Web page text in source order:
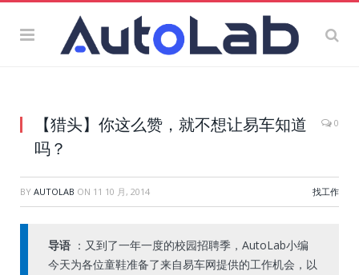
【猎头】你这么赞，就不想让易车知道
吗？
0
BY AUTOLAB ON 11 10 月, 2014 找工作
导语 ：又到了一年一度的校园招聘季，AutoLab小编
今天为各位童鞋准备了来自易车网提供的工作机会，以